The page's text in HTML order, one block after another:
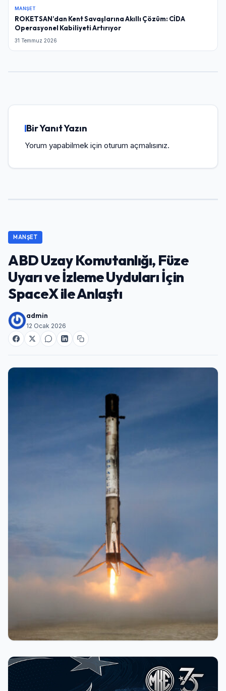
MANŞET
ROKETSAN’dan Kent Savaşlarına Akıllı Çözüm: CİDA
Operasyonel Kabiliyeti Artırıyor
31 Temmuz 2026
Bir Yanıt Yazın
Yorum yapabilmek için oturum açmalısınız.
MANŞET
ABD Uzay Komutanlığı, Füze
Uyarı ve İzleme Uyduları İçin
SpaceX ile Anlaştı
admin
12 Ocak 2026